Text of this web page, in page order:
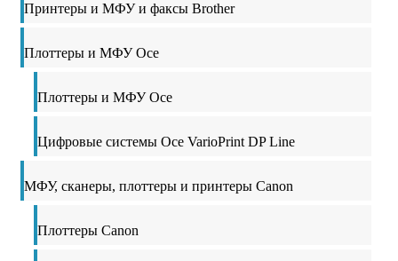
Принтеры и МФУ и факсы Brother
Плоттеры и МФУ Oce
Плоттеры и МФУ Oce
Цифровые системы Oce VarioPrint DP Line
МФУ, сканеры, плоттеры и принтеры Canon
Плоттеры Canon